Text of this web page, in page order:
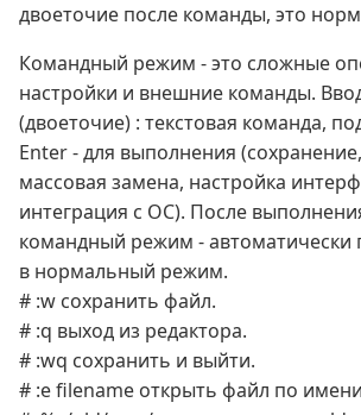
двоеточие после команды, это
Командный режим - это сложные
настройки и внешние команды.
(двоеточие) : текстовая команда,
Enter - для выполнения
массовая замена, настройка
интеграция с ОС). После
командный режим - автоматически
в нормальный режим.
# :w сохранить файл.
# :q выход из редактора.
# :wq сохранить и выйти.
# :e filename открыть файл по